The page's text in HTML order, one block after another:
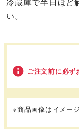
い。
ご注文前に必ず
※商品画像はイメージ